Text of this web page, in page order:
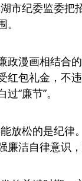
市纪委监委
政漫画相结合
红包礼金，不
“廉节”。
放松的是纪律
洁自律意识